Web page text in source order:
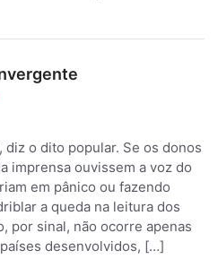
diz o dito popular. Se os donos
imprensa ouvissem a voz do
em pânico ou fazendo
a queda na leitura dos
por sinal, não ocorre apenas
desenvolvidos, […]